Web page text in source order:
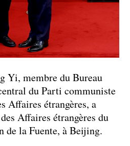
Yi, membre du Bureau
du Parti communiste
Affaires étrangères, a
Affaires étrangères du
de la Fuente, à Beijing.